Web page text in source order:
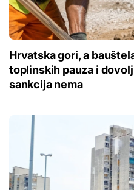
Hrvatska gori, a
toplinskih pauza i
sankcija nema